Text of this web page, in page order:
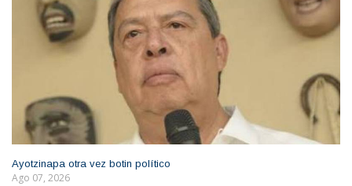
Ayotzinapa otra vez botin político
Ago 07, 2026